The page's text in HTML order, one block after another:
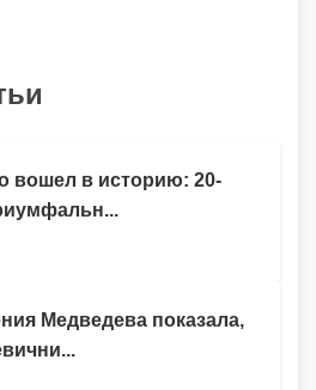
вошел в историю: 20-
Медведева показала,